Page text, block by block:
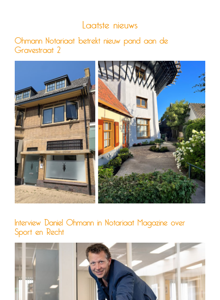
Laatste nieuws
Ohmann Notariaat betrekt nieuw pand aan de
Gravestraat 2
Interview Daniel Ohmann in Notariaat Magazine over
Sport en Recht